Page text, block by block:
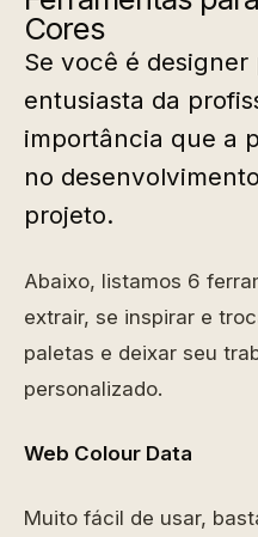
Cores
Se você é
entusiasta da
importância que a
no
projeto.
Abaixo, listamos 6
extrair, se inspirar e
paletas e deixar seu
personalizado.
Web Colour Data
Muito fácil de usar,